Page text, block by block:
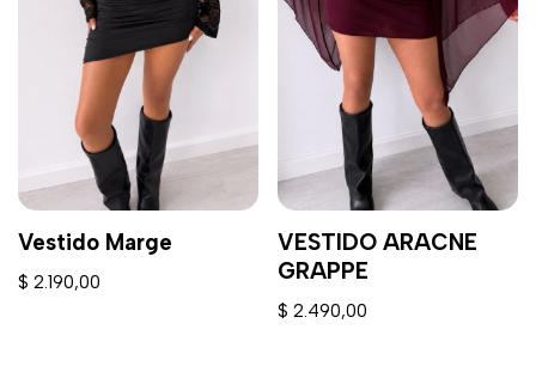
Vestido Marge
$ 2.190,00
VESTIDO ARACNE
GRAPPE
$ 2.490,00